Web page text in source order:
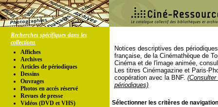
Recherches spécifiques dans les
collections
Affiches
Archives
Articles de périodiques
Dessins
Ouvrages
Photos en accés réservé
Revues de presse
Vidéos (DVD et VHS)
Notices descriptives des
française, de la Cinémathèque de
Cinéma et de l'image animée,
Les titres Cinémagazine et Paris-
coopération avec la BNF.
périodiques)
Sélectionner les critères de